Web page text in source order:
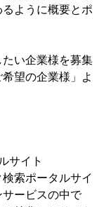
ように概要とポ
い企業様を募集
望の企業様」よ
サイト
索ポータルサイ
サービスの中で